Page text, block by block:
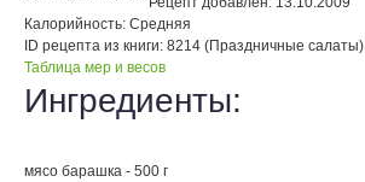
Калорийность: Средняя
ID рецепта из книги: 8214 (Праздничные салаты)
Таблица мер и весов
Ингредиенты:
мясо барашка - 500 г